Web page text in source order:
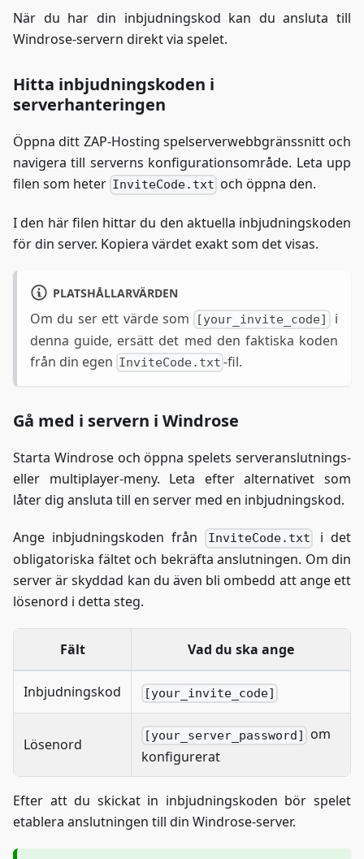
När du har din inbjudningskod kan du ansluta till
Windrose-servern direkt via spelet.
Hitta inbjudningskoden i
serverhanteringen
Öppna ditt ZAP-Hosting spelserverwebbgränssnitt och
navigera till serverns konfigurationsområde. Leta upp
filen som heter InviteCode.txt och öppna den.
I den här filen hittar du den aktuella inbjudningskoden
för din server. Kopiera värdet exakt som det visas.
PLATSHÅLLARVÄRDEN
Om du ser ett värde som [your_invite_code]
i
denna guide, ersätt det med den faktiska koden
från din egen InviteCode.txt -fil.
Gå med i servern i Windrose
Starta Windrose och öppna spelets serveranslutnings-
eller multiplayer-meny. Leta efter alternativet som
låter dig ansluta till en server med en inbjudningskod.
Ange inbjudningskoden från InviteCode.txt
i det
obligatoriska fältet och bekräfta anslutningen. Om din
server är skyddad kan du även bli ombedd att ange ett
lösenord i detta steg.
Fält Vad du ska ange
Inbjudningskod [your_invite_code]
Lösenord
[your_server_password]
om
konfigurerat
Efter att du skickat in inbjudningskoden bör spelet
etablera anslutningen till din Windrose-server.